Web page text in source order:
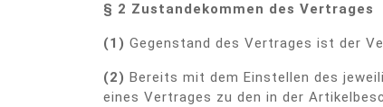
§ 2 Zustandekommen des Vertrages
(1) Gegenstand des Vertrages ist der
(2) Bereits mit dem Einstellen des
eines Vertrages zu den in der